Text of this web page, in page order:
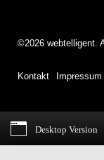
©2026 webtelligent.
Kontakt Impressum
Desktop Version